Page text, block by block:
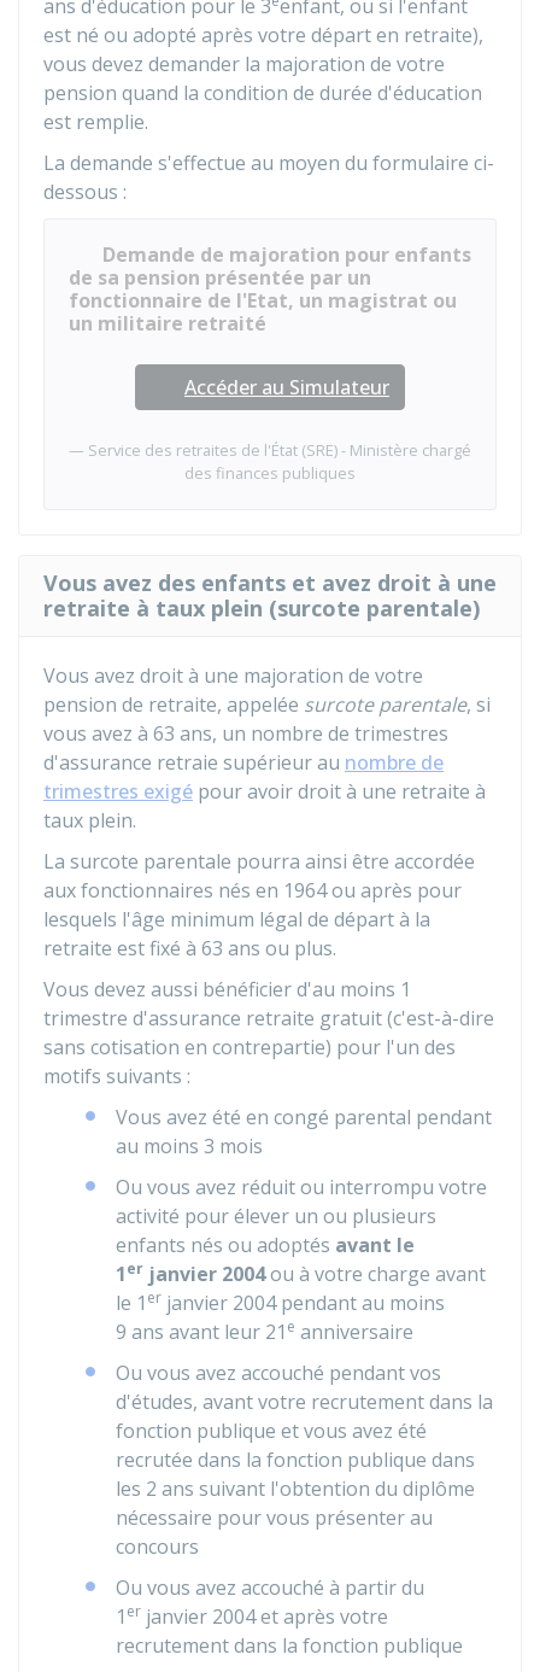
ans d'éducation pour le 3 enfant, ou si l'enfant
est né ou adopté après votre départ en retraite),
vous devez demander la majoration de votre
pension quand la condition de durée d'éducation
est remplie.
La demande s'effectue au moyen du formulaire ci-
dessous :
Demande de majoration pour enfants
de sa pension présentée par un
fonctionnaire de l'Etat, un magistrat ou
un militaire retraité
Accéder au Simulateur
Service des retraites de l'État (SRE) - Ministère chargé
des finances publiques
Vous avez des enfants et avez droit à une
retraite à taux plein (surcote parentale)
Vous avez droit à une majoration de votre
pension de retraite, appelée surcote parentale, si
vous avez à 63 ans, un nombre de trimestres
d'assurance retraie supérieur au nombre de
trimestres exigé pour avoir droit à une retraite à
taux plein.
La surcote parentale pourra ainsi être accordée
aux fonctionnaires nés en 1964 ou après pour
lesquels l'âge minimum légal de départ à la
retraite est fixé à 63 ans ou plus.
Vous devez aussi bénéficier d'au moins 1
trimestre d'assurance retraite gratuit (c'est-à-dire
sans cotisation en contrepartie) pour l'un des
motifs suivants :
Vous avez été en congé parental pendant
au moins 3 mois
Ou vous avez réduit ou interrompu votre
activité pour élever un ou plusieurs
enfants nés ou adoptés avant le
1er janvier 2004ou à votre charge avant
le 1 er janvier 2004 pendant au moins
9 ans avant leur 21 e anniversaire
Ou vous avez accouché pendant vos
d'études, avant votre recrutement dans la
fonction publique et vous avez été
recrutée dans la fonction publique dans
les 2 ans suivant l'obtention du diplôme
nécessaire pour vous présenter au
concours
Ou vous avez accouché à partir du
1 er janvier 2004 et après votre
recrutement dans la fonction publique